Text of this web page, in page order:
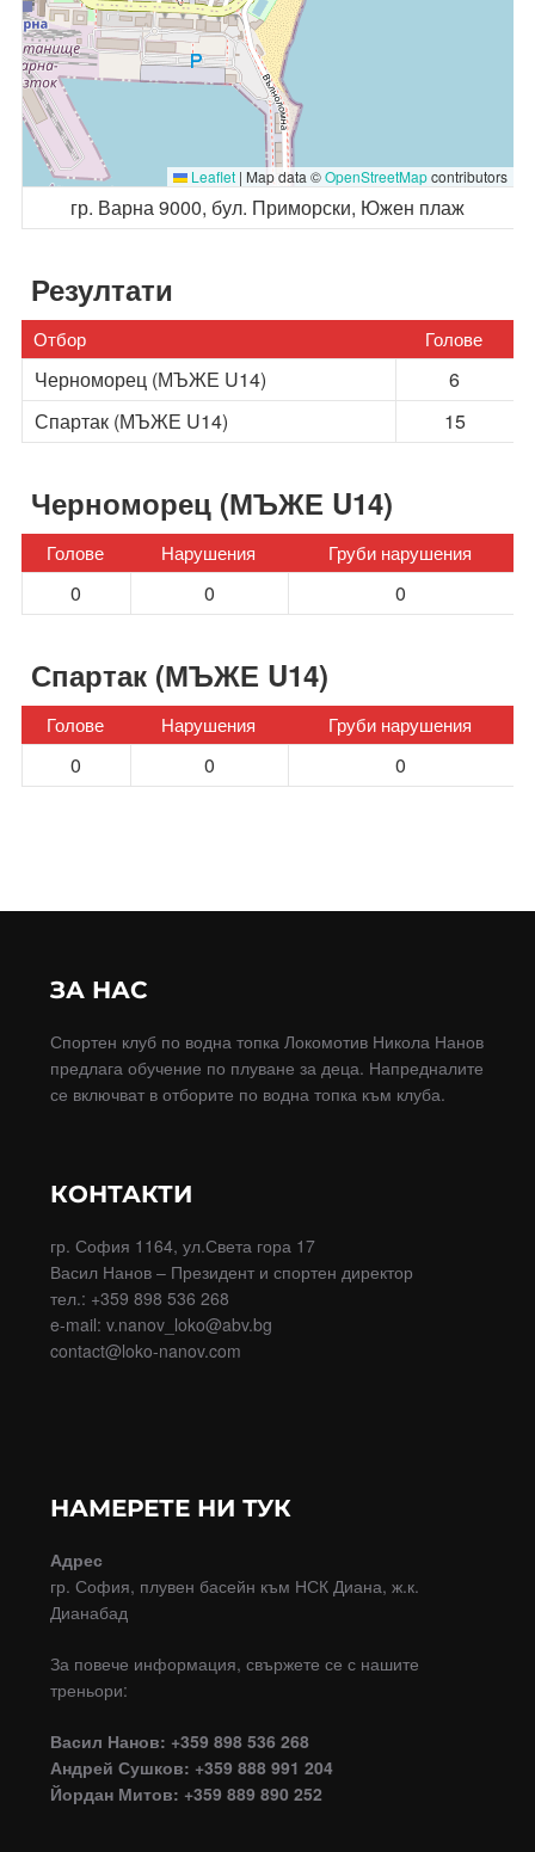
Leaflet | Map data ©OpenStreetMapcontributors
гр. Варна 9000, бул. Приморски, Южен плаж
Резултати
Отбор Голове
Черноморец (МЪЖЕ U14)
6
Спартак (МЪЖЕ U14)
15
Черноморец (МЪЖЕ U14)
Голове Нарушения Груби нарушения
0 0 0
Спартак (МЪЖЕ U14)
Голове Нарушения Груби нарушения
0 0 0
ЗА НАС
Спортен клуб по водна топка Локомотив Никола Нанов
предлага обучение по плуване за деца. Напредналите
се включват в отборите по водна топка към клуба.
КОНТАКТИ
гр. София 1164, ул.Света гора 17
Васил Нанов – Президент и спортен директор
тел.: +359 898 536 268
e-mail: v.nanov_loko@abv.bg
contact@loko-nanov.com
НАМЕРЕТЕ НИ ТУК
Адрес
гр. София, плувен басейн към НСК Диана, ж.к.
Дианабад
За повече информация, свържете се с нашите
треньори:
Васил Нанов: +359 898 536 268
Андрей Сушков: +359 888 991 204
Йордан Митов: +359 889 890 252